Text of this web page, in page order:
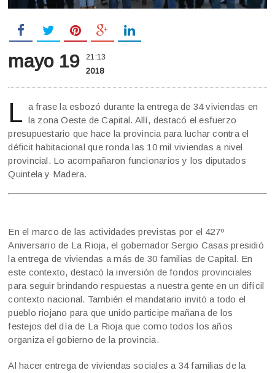
mayo 19 21:13
2018
L a frase la esbozó durante la entrega de 34 viviendas en
la zona Oeste de Capital. Allí, destacó el esfuerzo
presupuestario que hace la provincia para luchar contra el
déficit habitacional que ronda las 10 mil viviendas a nivel
provincial. Lo acompañaron funcionarios y los diputados
Quintela y Madera.
En el marco de las actividades previstas por el 427º
Aniversario de La Rioja, el gobernador Sergio Casas presidió
la entrega de viviendas a más de 30 familias de Capital. En
este contexto, destacó la inversión de fondos provinciales
para seguir brindando respuestas a nuestra gente en un difícil
contexto nacional. También el mandatario invitó a todo el
pueblo riojano para que unido participe mañana de los
festejos del día de La Rioja que como todos los años
organiza el gobierno de la provincia.
Al hacer entrega de viviendas sociales a 34 familias de la